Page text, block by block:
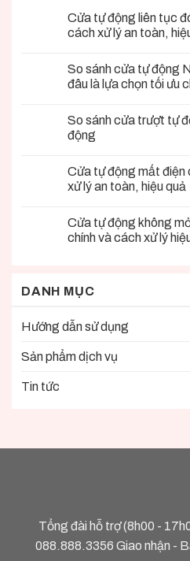
Cửa tự động liên tục
cách xử lý an toàn,
So sánh cửa tự động
đâu là lựa chọn tối ưu
So sánh cửa trượt tự
động
Cửa tự động mất điện
xử lý an toàn, hiệu quả
Cửa tự động không
chính và cách xử lý
DANH MỤC
Hướng dẫn sử dụng
Sản phẩm dịch vụ
Tin tức
Tổng đài hỗ trợ (8h00 -
088.888.3356 Giao nhận -